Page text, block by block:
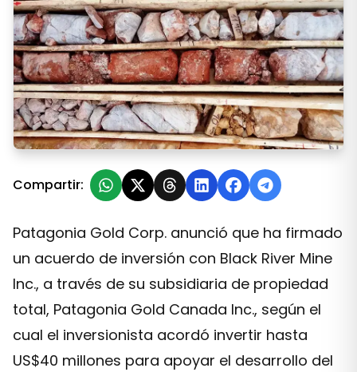
Proyecto Calcatreu: Patagonia Gold Anuncia Inversión
Compartir:
Patagonia Gold Corp. anunció que ha firmado
un acuerdo de inversión con Black River Mine
Inc., a través de su subsidiaria de propiedad
total, Patagonia Gold Canada Inc., según el
cual el inversionista acordó invertir hasta
US$40 millones para apoyar el desarrollo del